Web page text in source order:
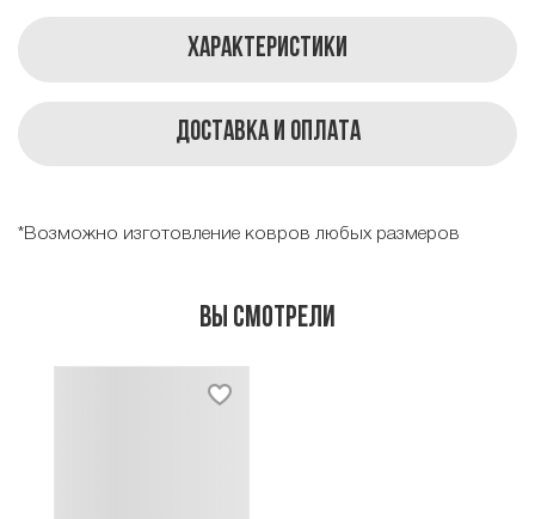
Характеристики
Доставка и оплата
*Возможно изготовление ковров любых размеров
Вы смотрели